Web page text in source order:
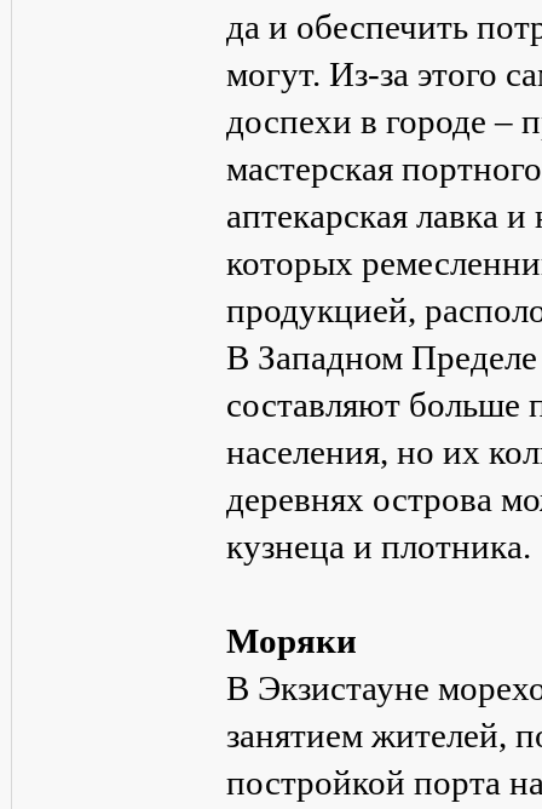
да и обеспечить
могут. Из-за этого
доспехи в городе –
мастерская
аптекарская лавка
которых
продукцией,
В Западном
составляют больше
населения, но их
деревнях острова
кузнеца и плотника.
Моряки
В Экзистауне
занятием жителей,
постройкой порта